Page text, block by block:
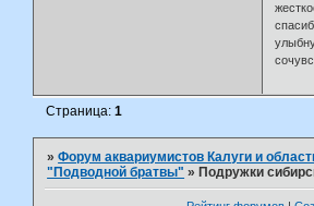
Страница:1
»Форум аквариумистов Калуги и
"Подводной братвы" »Подружки